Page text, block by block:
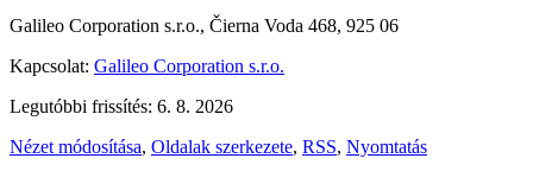
Galileo Corporation s.r.o., Čierna Voda 468, 925 06
Kapcsolat: Galileo Corporation s.r.o.
Legutóbbi frissítés: 6. 8. 2026
Nézet módosítása, Oldalak szerkezete, RSS, Nyomtatás